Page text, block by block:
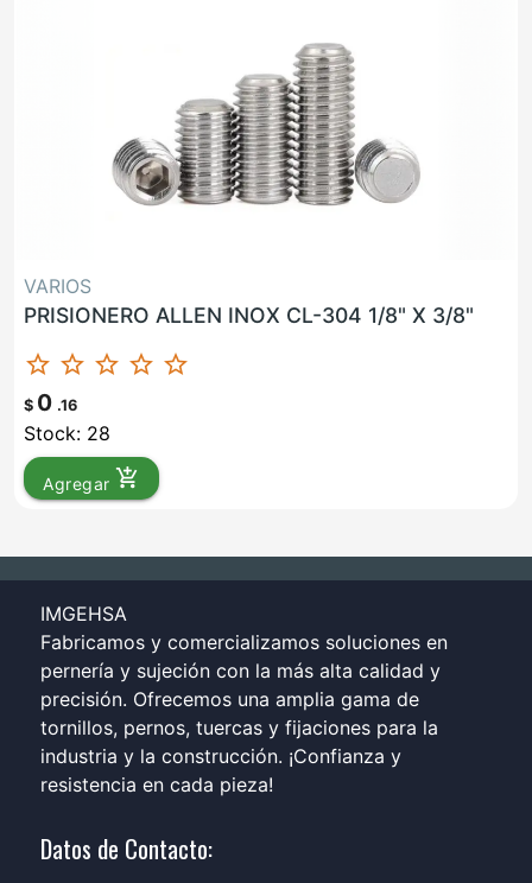
VARIOS
PRISIONERO ALLEN INOX CL-304 1/8" X 3/8"
star_border star_border star_border star_border star_border
$ 0 .16
Stock: 28
Agregar add_shopping_cart
IMGEHSA
Fabricamos y comercializamos soluciones en
pernería y sujeción con la más alta calidad y
precisión. Ofrecemos una amplia gama de
tornillos, pernos, tuercas y fijaciones para la
industria y la construcción. ¡Confianza y
resistencia en cada pieza!
Datos de Contacto: